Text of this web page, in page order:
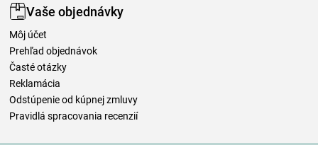
Vaše objednávky
Môj účet
Prehľad objednávok
Časté otázky
Reklamácia
Odstúpenie od kúpnej zmluvy
Pravidlá spracovania recenzií